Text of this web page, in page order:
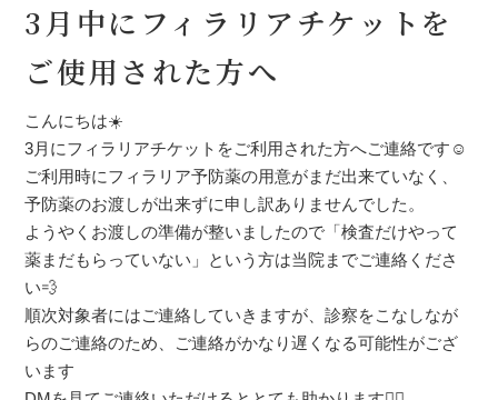
3月中にフィラリアチケットを
ご使用された方へ
こんにちは☀️
3月にフィラリアチケットをご利用された方へご連絡です☺️
ご利用時にフィラリア予防薬の用意がまだ出来ていなく、
予防薬のお渡しが出来ずに申し訳ありませんでした。
ようやくお渡しの準備が整いましたので「検査だけやって
薬まだもらっていない」という方は当院までご連絡くださ
い💨
順次対象者にはご連絡していきますが、診察をこなしなが
らのご連絡のため、ご連絡がかなり遅くなる可能性がござ
います